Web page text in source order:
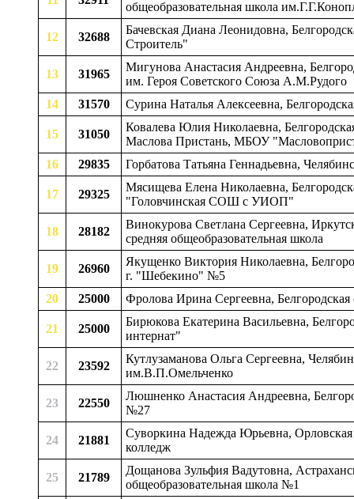
общеобразовательная школа
12 32688
Бачевская Диана Леонидовна,
Строитель"
13 31965
Мигунова Анастасия Андреевна,
им. Героя Советского Союза А.М.Рудого
14
31570 Сурина Наталья Алексеевна,
15 31050
Ковалева Юлия Николаевна,
Маслова Пристань, МБОУ
16
29835 Горбатова Татьяна Геннадьевна,
17 29325
Мясищева Елена Николаевна,
"Головчинская СОШ с УИОП"
18 28182
Винокурова Светлана Сергеевна,
средняя общеобразовательная школа
19 26960
Якущенко Виктория Николаевна,
г. "Шебекино" №5
20
25000 Фролова Ирина Сергеевна,
21 25000
Бирюкова Екатерина Васильевна,
интернат"
22 23592
Кутлузаманова Ольга Сергеевна,
им.В.П.Омельченко
23 22550
Люшненко Анастасия Андреевна,
№27
24 21881
Суворкина Надежда Юрьевна,
колледж
25 21789
Дощанова Зульфия Вадутовна,
общеобразовательная школа №1